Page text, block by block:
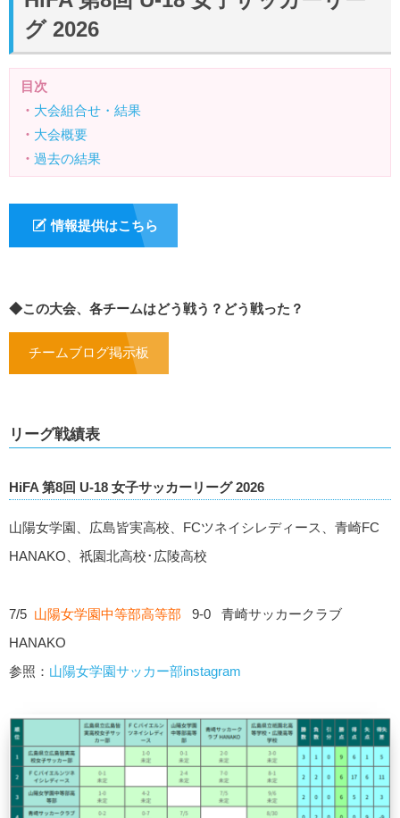
グ 2026
目次
・ 大会組合せ・結果
・ 大会概要
・ 過去の結果
情報提供はこちら
◆この大会、各チームはどう戦う？どう戦った？
チームブログ掲示板
リーグ戦績表
HiFA 第8回 U-18 女子サッカーリーグ 2026
山陽女学園、広島皆実高校、FCツネイシレディース、青崎FC
HANAKO、祇園北高校･広陵高校
7/5 山陽女学園中等部高等部 9-0 青崎サッカークラブ
HANAKO
参照： 山陽女学園サッカー部instagram